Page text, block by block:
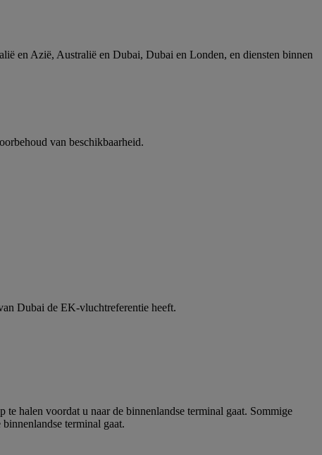
en Azië, Australië en Dubai, Dubai en Londen, en diensten binnen
van beschikbaarheid.
Dubai de EK-vluchtreferentie heeft.
halen voordat u naar de binnenlandse terminal gaat. Sommige
terminal gaat.